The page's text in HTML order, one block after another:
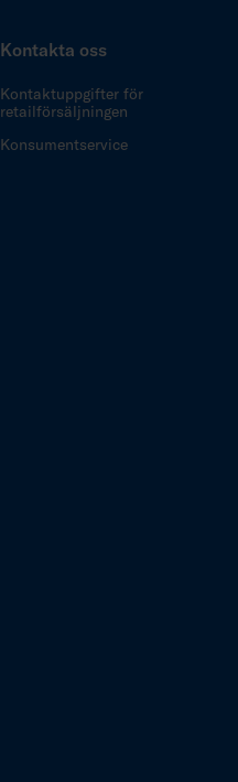
Kontakta oss
Kontaktuppgifter för
retailförsäljningen
Konsumentservice